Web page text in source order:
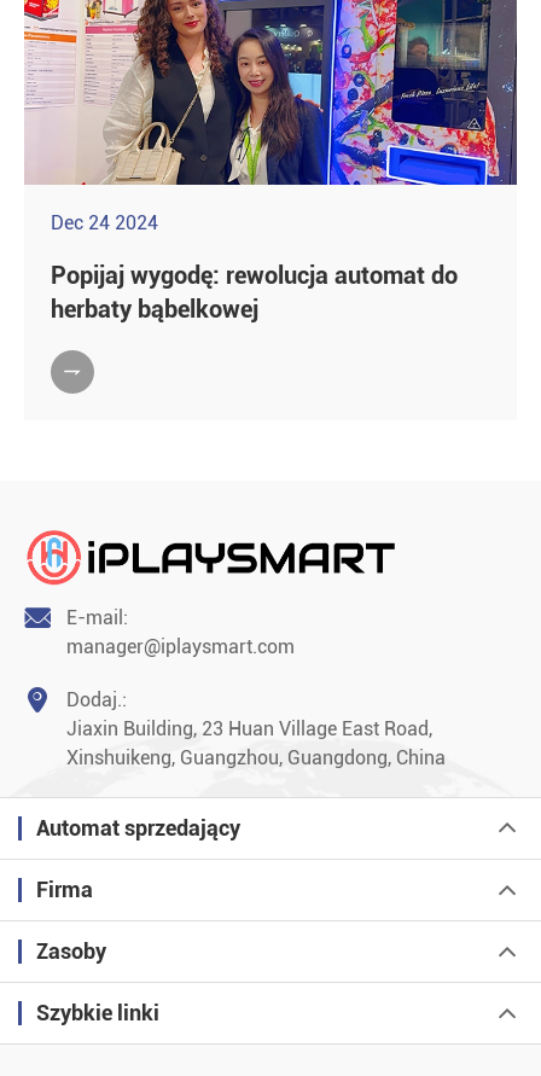
Dec 24 2024
Popijaj wygodę: rewolucja automat do
herbaty bąbelkowej


E-mail:
manager@iplaysmart.com

Dodaj.:
Jiaxin Building, 23 Huan Village East Road,
Xinshuikeng, Guangzhou, Guangdong, China
Automat sprzedający
Firma
Zasoby
Szybkie linki